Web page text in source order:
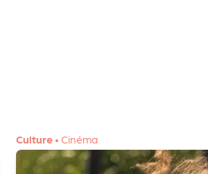
Culture • Cinéma